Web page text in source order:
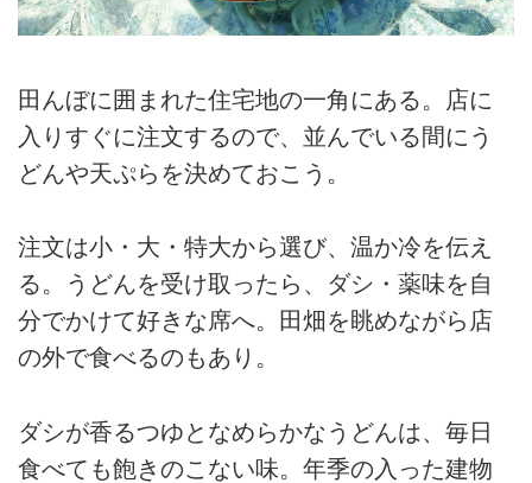
田んぼに囲まれた住宅地の一角にある。店に
入りすぐに注文するので、並んでいる間にう
どんや天ぷらを決めておこう。
注文は小・大・特大から選び、温か冷を伝え
る。うどんを受け取ったら、ダシ・薬味を自
分でかけて好きな席へ。田畑を眺めながら店
の外で食べるのもあり。
ダシが香るつゆとなめらかなうどんは、毎日
食べても飽きのこない味。年季の入った建物